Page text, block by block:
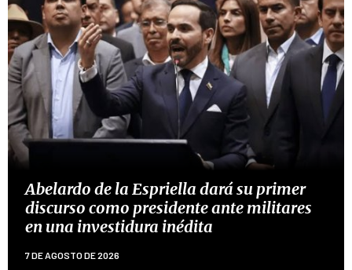
Abelardo de la Espriella dará su primer
discurso como presidente ante militares
en una investidura inédita
7 DE AGOSTO DE 2026